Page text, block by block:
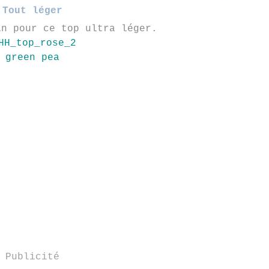
Tout léger
pour ce top ultra léger.
green pea
Publicité